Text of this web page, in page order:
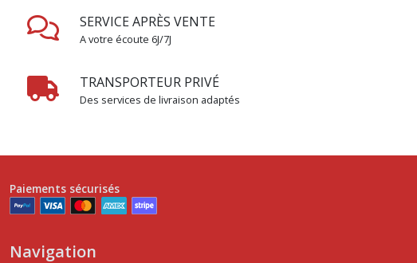
SERVICE APRÈS VENTE
A votre écoute 6J/7J
TRANSPORTEUR PRIVÉ
Des services de livraison adaptés
Paiements sécurisés
Navigation